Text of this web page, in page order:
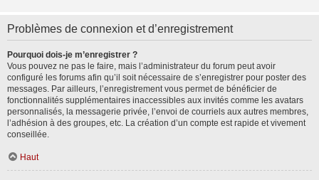
Problèmes de connexion et d’enregistrement
Pourquoi dois-je m’enregistrer ?
Vous pouvez ne pas le faire, mais l’administrateur du forum peut avoir
configuré les forums afin qu’il soit nécessaire de s’enregistrer pour poster des
messages. Par ailleurs, l’enregistrement vous permet de bénéficier de
fonctionnalités supplémentaires inaccessibles aux invités comme les avatars
personnalisés, la messagerie privée, l’envoi de courriels aux autres membres,
l’adhésion à des groupes, etc. La création d’un compte est rapide et vivement
conseillée.
Haut